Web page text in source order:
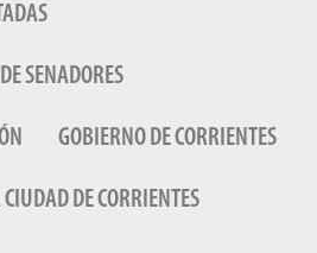
SENADORES
GOBIERNO DE CORRIENTES
DE CORRIENTES